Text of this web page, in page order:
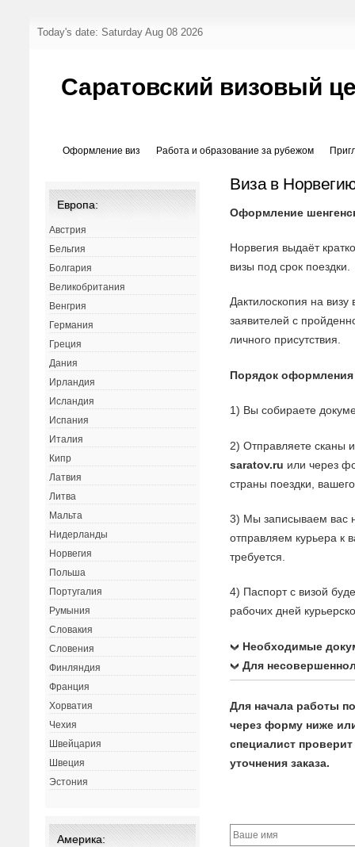
Today's date: Saturday Aug 08 2026
Саратовский визовый
Оформление виз Работа и образование за рубежом
Виза в
Оформление
Норвегия выдаёт
визы под срок поездки.
Дактилоскопия на
заявителей с
личного присутствия.
Порядок
1) Вы собираете
2) Отправляете сканы
saratov.ru или через
страны поездки,
3) Мы записываем вас
отправляем курьера к
требуется.
4) Паспорт с визой
рабочих дней
Необходимые
Для
Для начала работы
через форму ниже
специалист
уточнения заказа.
Европа:
Австрия
Бельгия
Болгария
Великобритания
Венгрия
Германия
Греция
Дания
Ирландия
Исландия
Испания
Италия
Кипр
Латвия
Литва
Мальта
Нидерланды
Норвегия
Польша
Португалия
Румыния
Словакия
Словения
Финляндия
Франция
Хорватия
Чехия
Швейцария
Швеция
Эстония
Америка: